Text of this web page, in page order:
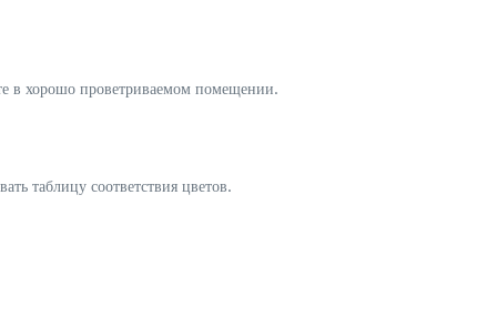
в хорошо проветриваемом помещении.
таблицу соответствия цветов.